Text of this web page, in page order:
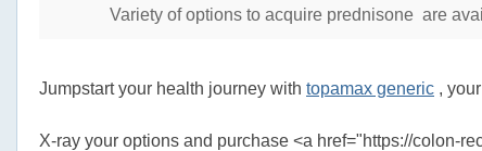
Variety of options to acquire prednisone are
Jumpstart your health journey with topamax generic ,
X-ray your options and purchase <a href="https://colon-